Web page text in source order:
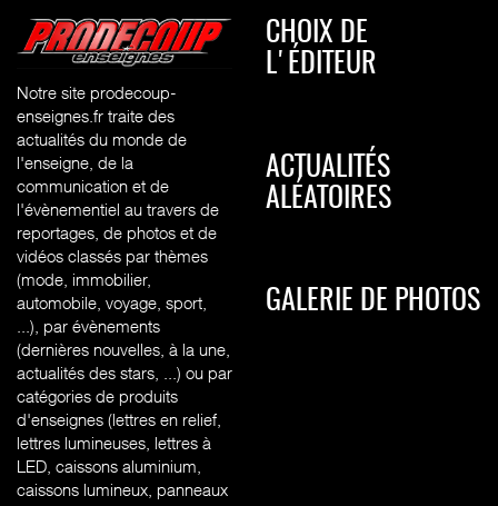
Notre site prodecoup-
enseignes.fr traite des
actualités du monde de
l'enseigne, de la
communication et de
l'évènementiel au travers de
reportages, de photos et de
vidéos classés par thèmes
(mode, immobilier,
automobile, voyage, sport,
...), par évènements
(dernières nouvelles, à la une,
actualités des stars, ...) ou par
catégories de produits
d'enseignes (lettres en relief,
lettres lumineuses, lettres à
LED, caissons aluminium,
caissons lumineux, panneaux
CHOIX DE
L'ÉDITEUR
ACTUALITÉS
ALÉATOIRES
GALERIE DE PHOTOS